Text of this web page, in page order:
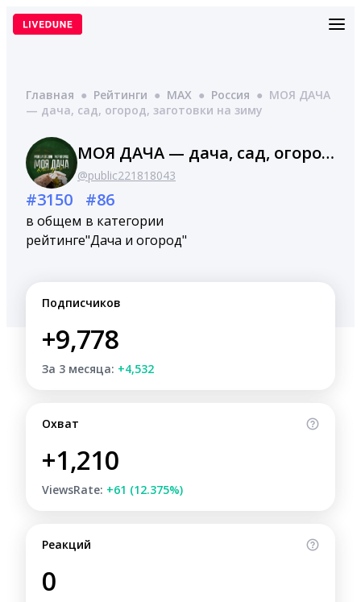
Перейти
Главная ● Рейтинги ● MAX ● Россия ● МОЯ ДАЧА
— дача, сад, огород, заготовки на зиму
МОЯ ДАЧА — дача, сад, огород, заготовки на зиму
@public221818043
#3150
в общем
рейтинге
#86
в категории
"Дача и огород"
Подписчиков
+9,778
За 3 месяца: +4,532
Охват
+1,210
ViewsRate: +61 (12.375%)
Реакций
0